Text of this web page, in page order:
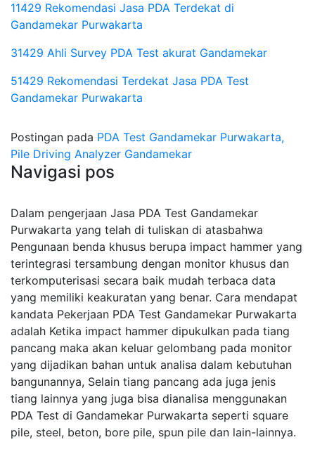
11429 Rekomendasi Jasa PDA Terdekat di
Gandamekar Purwakarta
31429 Ahli Survey PDA Test akurat Gandamekar
51429 Rekomendasi Terdekat Jasa PDA Test
Gandamekar Purwakarta
Postingan pada PDA Test Gandamekar Purwakarta,
Pile Driving Analyzer Gandamekar
Navigasi pos
Dalam pengerjaan Jasa PDA Test Gandamekar
Purwakarta yang telah di tuliskan di atasbahwa
Pengunaan benda khusus berupa impact hammer yang
terintegrasi tersambung dengan monitor khusus dan
terkomputerisasi secara baik mudah terbaca data
yang memiliki keakuratan yang benar. Cara mendapat
kandata Pekerjaan PDA Test Gandamekar Purwakarta
adalah Ketika impact hammer dipukulkan pada tiang
pancang maka akan keluar gelombang pada monitor
yang dijadikan bahan untuk analisa dalam kebutuhan
bangunannya, Selain tiang pancang ada juga jenis
tiang lainnya yang juga bisa dianalisa menggunakan
PDA Test di Gandamekar Purwakarta seperti square
pile, steel, beton, bore pile, spun pile dan lain-lainnya.